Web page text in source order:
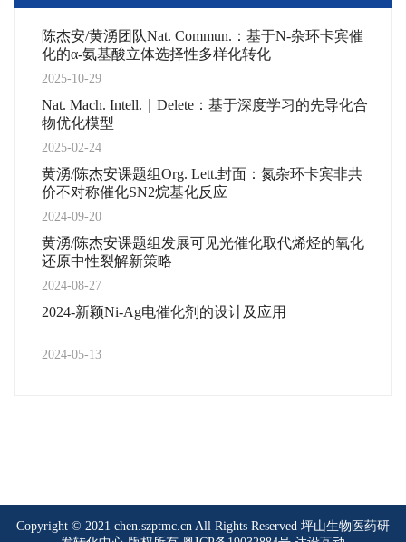
陈杰安/黄湧团队Nat. Commun.：基于N-杂环卡宾催
化的α-氨基酸立体选择性多样化转化
2025-10-29
Nat. Mach. Intell.｜Delete：基于深度学习的先导化合
物优化模型
2025-02-24
黄湧/陈杰安课题组Org. Lett.封面：氮杂环卡宾非共
价不对称催化SN2烷基化反应
2024-09-20
黄湧/陈杰安课题组发展可见光催化取代烯烃的氧化
还原中性裂解新策略
2024-08-27
2024-新颖Ni-Ag电催化剂的设计及应用
2024-05-13
Copyright © 2021 chen.szptmc.cn All Rights Reserved 坪山生物医药研